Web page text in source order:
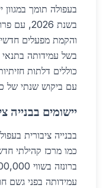
בעפולה תומך במגוון
בשנת
והקמת מפעלים
בשל עמידותה בתנאי
כוללים דלתות
עם ביקוש שנתי של כ-150
יישומים בבנייה
בבנייה ציבורית
כמו מרכז קהילתי
עמידותה בפני גשם